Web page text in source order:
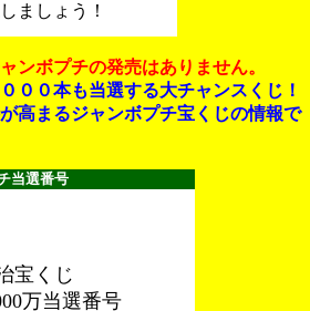
ましょう！
ンボプチの発売はありません。
００本も当選する大チャンスくじ！
高まるジャンボプチ宝くじの情報で
当選番号
宝くじ
万当選番号